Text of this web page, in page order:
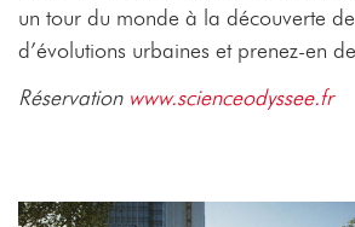
un tour du monde à la découverte
d’évolutions urbaines et prenez-en
Réservation www.scienceodyssee.fr